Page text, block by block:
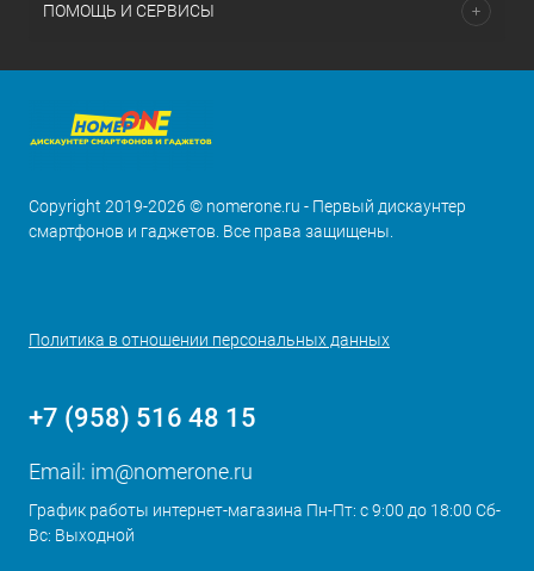
ПОМОЩЬ И СЕРВИСЫ
Copyright 2019-2026 © nomerone.ru - Первый дискаунтер
смартфонов и гаджетов. Все права защищены.
Политика в отношении персональных данных
+7 (958) 516 48 15
Email: im@nomerone.ru
График работы интернет-магазина Пн-Пт: с 9:00 до 18:00 Сб-
Вс: Выходной